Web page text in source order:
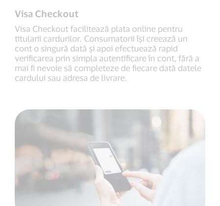
Visa Checkout
Visa Checkout facilitează plata online pentru
titularii cardurilor. Consumatorii își creează un
cont o singură dată și apoi efectuează rapid
verificarea prin simpla autentificare în cont, fără a
mai fi nevoie să completeze de fiecare dată datele
cardului sau adresa de livrare.